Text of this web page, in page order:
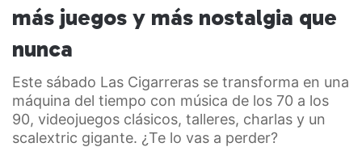
más juegos y más nostalgia que
nunca
Este sábado Las Cigarreras se transforma en una
máquina del tiempo con música de los 70 a los
90, videojuegos clásicos, talleres, charlas y un
scalextric gigante. ¿Te lo vas a perder?